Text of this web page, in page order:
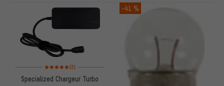
Note moyenne : 5 sur 5 d'après 2 avis
(2)
Specialized Chargeur Turbo
-41 %